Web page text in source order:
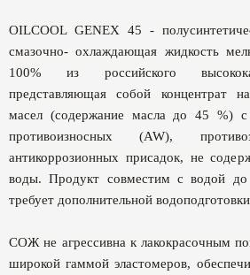
OILCOOL GENEX 45 -
смазочно- охлаждающая жидкость
100% из российского
представляющая собой концентрат
масел (содержание масла до 45 %) с
противоизносных (AW),
антикоррозионных присадок, не
воды. Продукт совместим с водой
требует дополнительной
СОЖ не агрессивна к лакокрасочным
широкой гаммой эластомеров,